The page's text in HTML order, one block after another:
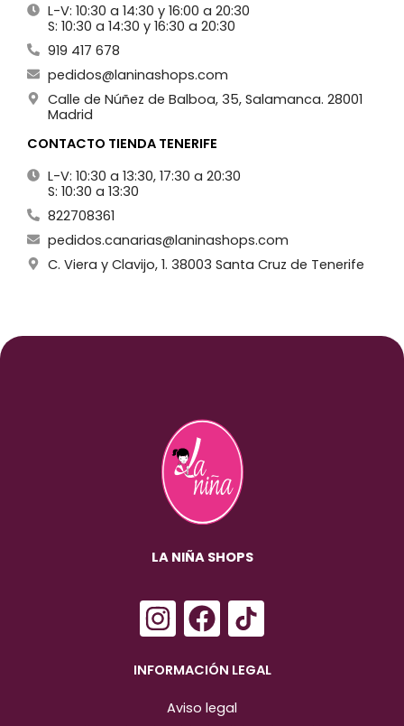
L-V: 10:30 a 14:30 y 16:00 a 20:30
S: 10:30 a 14:30 y 16:30 a 20:30
919 417 678
pedidos@laninashops.com
Calle de Núñez de Balboa, 35, Salamanca. 28001
Madrid
CONTACTO TIENDA TENERIFE
L-V: 10:30 a 13:30, 17:30 a 20:30
S: 10:30 a 13:30
822708361
pedidos.canarias@laninashops.com
C. Viera y Clavijo, 1. 38003 Santa Cruz de Tenerife
LA NIÑA SHOPS
I
n
s
F
a
c
e
INFORMACIÓN LEGAL
Aviso legal